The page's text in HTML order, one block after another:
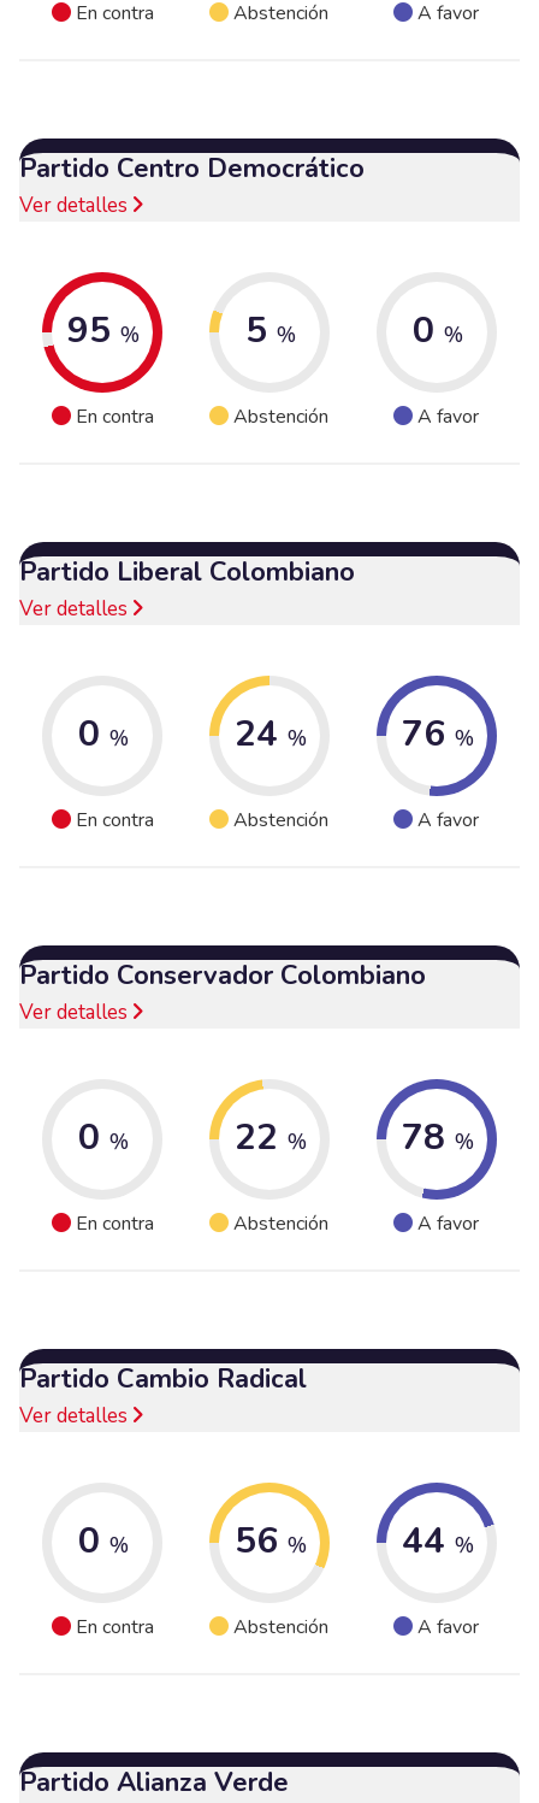
En contra Abstención A favor
Partido Centro Democrático
Ver detalles
95 %
En contra
5 %
Abstención
0 %
A favor
Partido Liberal Colombiano
Ver detalles
0 %
En contra
24 %
Abstención
76 %
A favor
Partido Conservador Colombiano
Ver detalles
0 %
En contra
22 %
Abstención
78 %
A favor
Partido Cambio Radical
Ver detalles
0 %
En contra
56 %
Abstención
44 %
A favor
Partido Alianza Verde